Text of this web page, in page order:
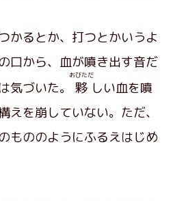
かるとか、打つとかいうよ
口から、血が噴き出す音だ
気づいた。
夥
おびただ
しい血を噴
えを崩していない。ただ、
もののようにふるえはじめ